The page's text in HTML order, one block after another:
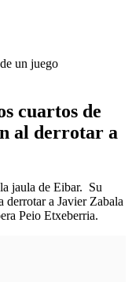
cuartos de
al derrotar a
jaula de Eibar. Su
derrotar a Javier Zabala
Peio Etxeberria.